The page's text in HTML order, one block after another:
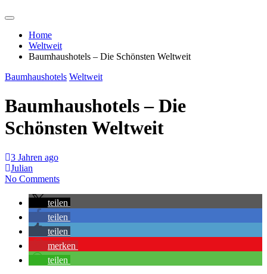
Home
Weltweit
Baumhaushotels – Die Schönsten Weltweit
Baumhaushotels Weltweit
Baumhaushotels – Die
Schönsten Weltweit
3 Jahren ago
Julian
No Comments
teilen
teilen
teilen
merken
teilen